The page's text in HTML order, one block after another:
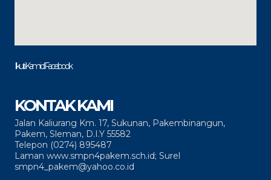
Ikuti Kami di Facebook
KONTAK KAMI
Jalan Kaliurang Km. 17, Sukunan, Pakembinangun,
Pakem, Sleman, D.I.Y 55582
Telepon (0274) 895487
Laman www.smpn4pakem.sch.id; Surel
smpn4_pakem@yahoo.co.id